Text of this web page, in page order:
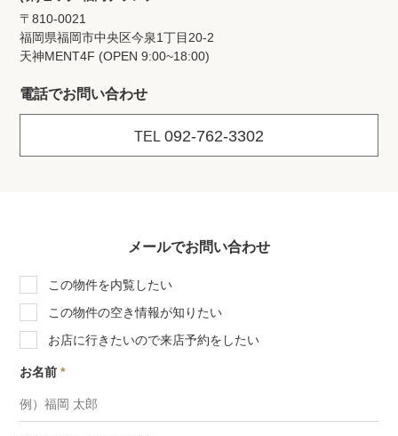
〒810-0021
福岡県福岡市中央区今泉1丁目20‐2
天神MENT4F (OPEN 9:00~18:00)
電話でお問い合わせ
TEL 092-762-3302
メールでお問い合わせ
この物件を内覧したい
この物件の空き情報が知りたい
お店に行きたいので来店予約をしたい
お名前*